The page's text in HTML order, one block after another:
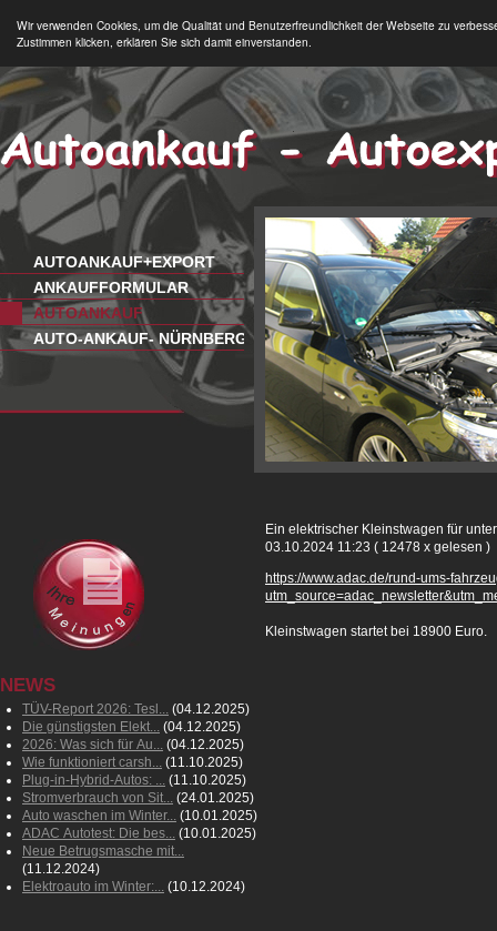
Wir verwenden Cookies, um die Qualität und Benutzerfreundlichkeit der Webseite zu
Zustimmen klicken, erklären Sie sich damit einverstanden.
AUTOANKAUF+EXPORT
ANKAUFFORMULAR
AUTOANKAUF
AUTO-ANKAUF- NÜRNBERG
NEWS
TÜV-Report 2026: Tesl... (04.12.2025)
Die günstigsten Elekt... (04.12.2025)
2026: Was sich für Au... (04.12.2025)
Wie funktioniert carsh... (11.10.2025)
Plug-in-Hybrid-Autos: ... (11.10.2025)
Stromverbrauch von Sit... (24.01.2025)
Auto waschen im Winter... (10.01.2025)
ADAC Autotest: Die bes... (10.01.2025)
Neue Betrugsmasche mit...
(11.12.2024)
Elektroauto im Winter:... (10.12.2024)
Ein elektrischer Kleinstwagen für
03.10.2024 11:23 ( 12478 x gelesen )
https://www.adac.de/rund-ums-
Kleinstwagen startet bei 18900 Euro.